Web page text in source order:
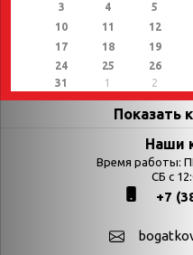
3
4 5
10
11 12
17
18 19
24
25 26
31
1 2
Показать
Страницы
Календарь
Наши
Время работы:
СБ с
+7